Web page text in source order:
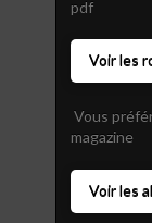
pdf
Voir les
Vous
magazine
Voir les